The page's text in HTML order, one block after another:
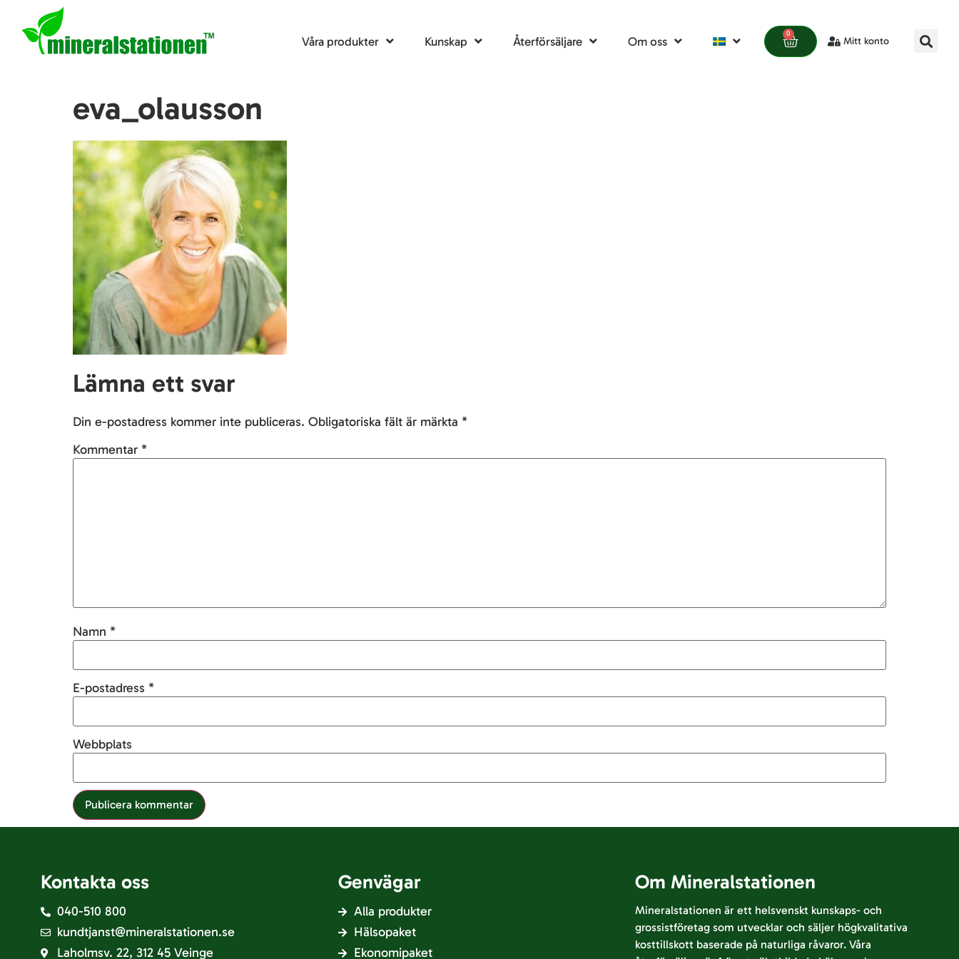
Våra produkter Kunskap Återförsäljare Om oss
0
Mitt konto
eva_olausson
Lämna ett svar
Din e-postadress kommer inte publiceras. Obligatoriska fält är märkta *
Kommentar *
Namn *
E-postadress *
Webbplats
Kontakta oss
040-510 800
kundtjanst@mineralstationen.se
Laholmsv. 22, 312 45 Veinge
Genvägar
Alla produkter
Hälsopaket
Ekonomipaket
Om Mineralstationen
Mineralstationen är ett helsvenskt kunskaps- och
grossistföretag som utvecklar och säljer högkvalitativa
kosttillskott baserade på naturliga råvaror. Våra